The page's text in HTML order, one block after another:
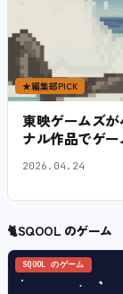
★編集部PICK
東映ゲームズ
ナル作品でゲ
2026.04.24
🐈SQOOL のゲーム
SQOOL のゲーム